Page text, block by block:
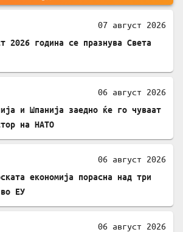
07 август 2026
2026 година се празнува Света
06 август 2026
и Шпанија заедно ќе го чуваат
на НАТО
06 август 2026
економија порасна над три
ЕУ
06 август 2026